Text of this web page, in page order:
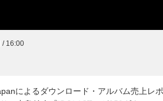
/ 16:00
によるダウンロード・アルバム売上レ